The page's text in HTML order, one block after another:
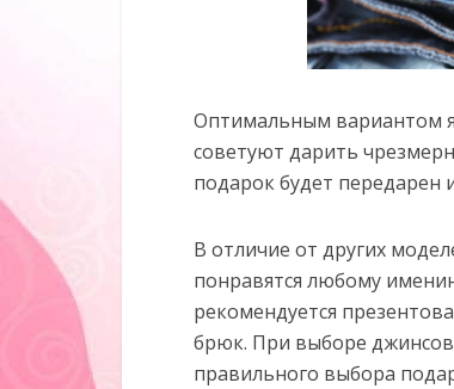
Оптимальным вариантом
советуют дарить
подарок будет передарен
В отличие от других
понравятся любому
рекомендуется
брюк. При выборе
правильного выбора